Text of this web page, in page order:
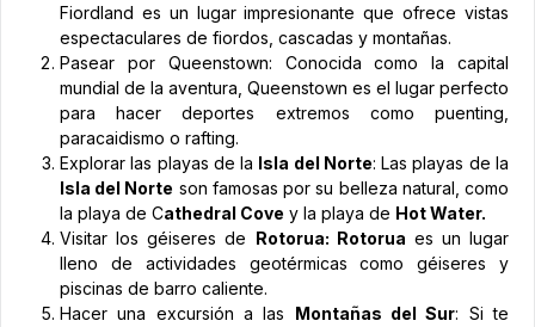
Fiordland es un lugar impresionante que ofrece vistas
espectaculares de fiordos, cascadas y montañas.
Pasear por Queenstown: Conocida como la capital
mundial de la aventura, Queenstown es el lugar perfecto
para hacer deportes extremos como puenting,
paracaidismo o rafting.
Explorar las playas de la Isla del Norte: Las playas de la
Isla del Norte son famosas por su belleza natural, como
la playa de Cathedral Cove y la playa de Hot Water.
Visitar los géiseres de Rotorua: Rotorua es un lugar
lleno de actividades geotérmicas como géiseres y
piscinas de barro caliente.
Hacer una excursión a las Montañas del Sur: Si te